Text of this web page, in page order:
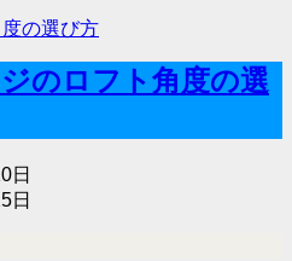
のロフト角度の選
日
日